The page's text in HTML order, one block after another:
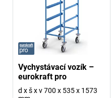
Vychystávací vozík –
eurokraft pro
d x š x v 700 x 535 x 1573